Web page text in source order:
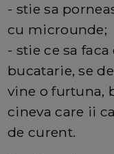
- stie sa
cu microunde;
- stie ce sa
bucatarie, se
vine o furtuna,
cineva care ii
de curent.